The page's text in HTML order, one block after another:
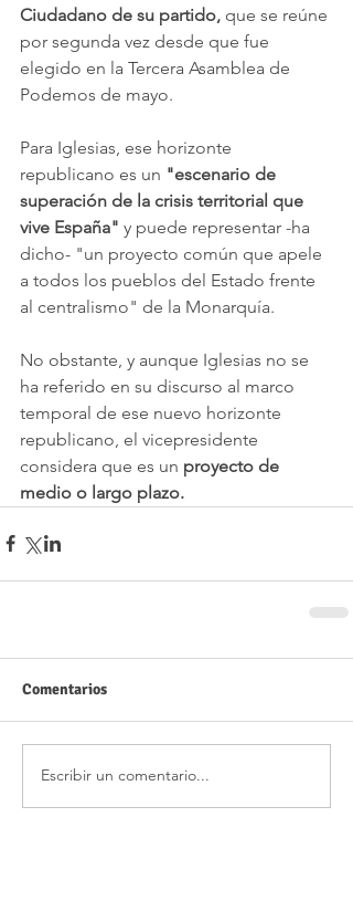
Ciudadano de su partido, que se reúne
por segunda vez desde que fue
elegido en la Tercera Asamblea de
Podemos de mayo.
Para Iglesias, ese horizonte
republicano es un "escenario de
superación de la crisis territorial que
vive España" y puede representar -ha
dicho- "un proyecto común que apele
a todos los pueblos del Estado frente
al centralismo" de la Monarquía.
No obstante, y aunque Iglesias no se
ha referido en su discurso al marco
temporal de ese nuevo horizonte
republicano, el vicepresidente
considera que es un proyecto de
medio o largo plazo.
Comentarios
Escribir un comentario...